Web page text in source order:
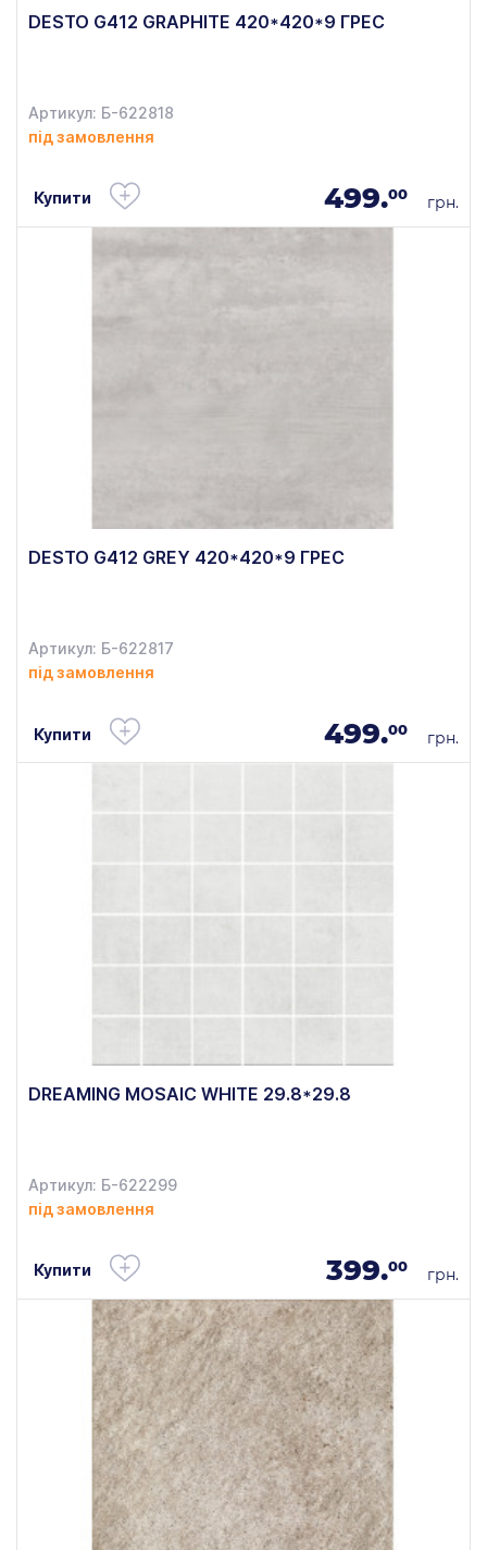
DESTO G412 GRAPHITE 420*420*9 ГРЕС
Артикул: Б-622818
під замовлення
Купити 499.00 грн.
DESTO G412 GREY 420*420*9 ГРЕС
Артикул: Б-622817
під замовлення
Купити 499.00 грн.
DREAMING MOSAIC WHITE 29.8*29.8
Артикул: Б-622299
під замовлення
Купити 399.00 грн.